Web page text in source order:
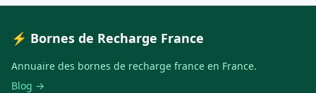
⚡ Bornes de Recharge France
Annuaire des bornes de recharge france en France.
Blog →